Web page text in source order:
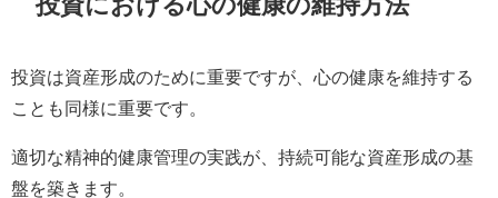
投資は資産形成のために重要ですが、心の健康を維持する
ことも同様に重要です。
適切な精神的健康管理の実践が、持続可能な資産形成の基
盤を築きます。